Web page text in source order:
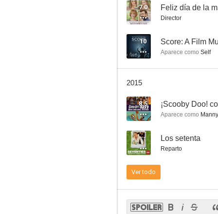
7.0
Feliz día de la madre
7.0 Feliz día de la
Director
10 Score: A Film
Aparece como Self
2015
8.5
Aparece como
-- Los setenta
Reparto
Ver todo